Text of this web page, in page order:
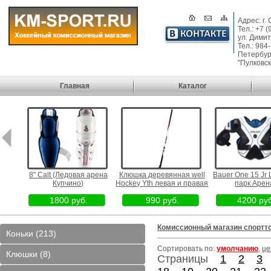
Адрес: г.
Тел.: +7
ул.
Тел.:
Главная Каталог
8" Calt (Ледовая арена
Купчино)
1800 руб.
Клюшка деревянная well
Hockey Yth левая и правая
990 руб.
Bauer One 15 Jr
парк
4200
Коньки (213)
Клюшки (8)
Комиссионный магазин
Сортировать по: умолчанию,
Страницы 1 2
3